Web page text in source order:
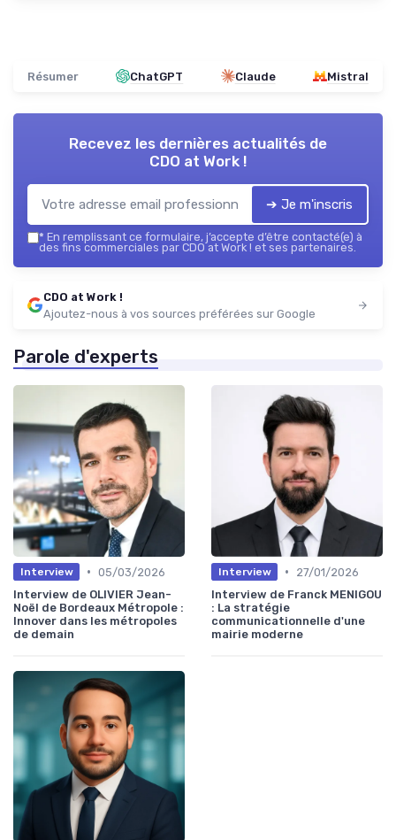
Résumer ChatGPT Claude Mistral
Recevez les dernières actualités de
CDO at Work !
➔ Je m'inscris
* En remplissant ce formulaire, j’accepte d’être contacté(e) à
des fins commerciales par CDO at Work ! et ses partenaires.
CDO at Work !
Ajoutez-nous à vos sources préférées sur Google
Parole d'experts
Interview • 05/03/2026
Interview de OLIVIER Jean-
Noël de Bordeaux Métropole :
Innover dans les métropoles
de demain
Interview •
27/01/2026
Interview de Franck MENIGOU
: La stratégie
communicationnelle d'une
mairie moderne